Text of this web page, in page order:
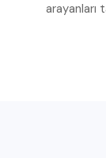
arayanları